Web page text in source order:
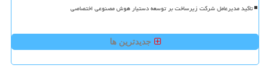
تاکید مدیرعامل شرکت زیرساخت بر توسعه دستیار هوش مصنوعی اختصاصی
جدیدترین ها